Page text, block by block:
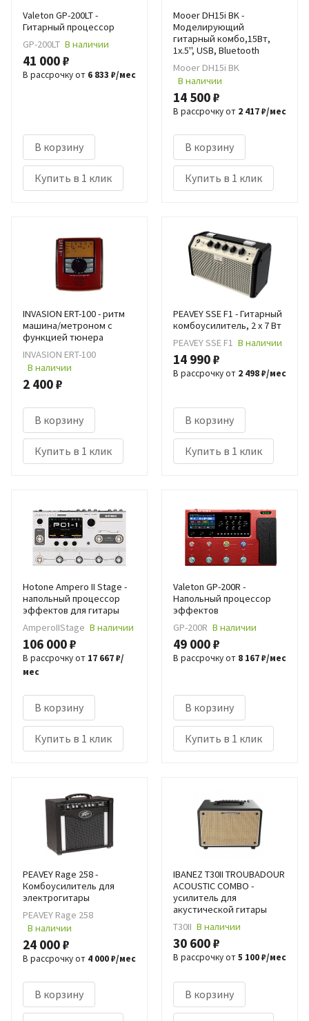
Valeton GP-200LT -
Гитарный процессор
GP-200LT В наличии
41 000 ₽
В рассрочку от 6 833 ₽/мес
В корзину
Купить в 1 клик
Mooer DH15i BK -
Моделирующий
гитарный комбо,15Вт,
1х.5", USB, Bluetooth
Mooer DH15i BK
В наличии
14 500 ₽
В рассрочку от 2 417 ₽/мес
В корзину
Купить в 1 клик
INVASION ERT-100 - ритм
машина/метроном с
функцией тюнера
INVASION ERT-100
В наличии
2 400 ₽
В корзину
Купить в 1 клик
PEAVEY SSE F1 - Гитарный
комбоусилитель, 2 x 7 Вт
PEAVEY SSE F1 В наличии
14 990 ₽
В рассрочку от 2 498 ₽/мес
В корзину
Купить в 1 клик
Hotone Ampero II Stage -
напольный процессор
эффектов для гитары
AmperoIIStage В наличии
106 000 ₽
В рассрочку от 17 667 ₽/
мес
В корзину
Купить в 1 клик
Valeton GP-200R -
Напольный процессор
эффектов
GP-200R В наличии
49 000 ₽
В рассрочку от 8 167 ₽/мес
В корзину
Купить в 1 клик
PEAVEY Rage 258 -
Комбоусилитель для
электрогитары
PEAVEY Rage 258
В наличии
24 000 ₽
В рассрочку от 4 000 ₽/мес
В корзину
IBANEZ T30II TROUBADOUR
ACOUSTIC COMBO -
усилитель для
акустической гитары
T30II В наличии
30 600 ₽
В рассрочку от5 100 ₽/мес
В корзину